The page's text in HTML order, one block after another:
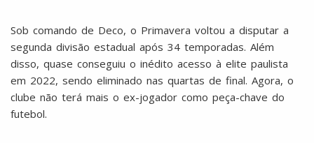
Sob comando de Deco, o Primavera voltou a disputar a
segunda divisão estadual após 34 temporadas. Além
disso, quase conseguiu o inédito acesso à elite paulista
em 2022, sendo eliminado nas quartas de final. Agora, o
clube não terá mais o ex-jogador como peça-chave do
futebol.